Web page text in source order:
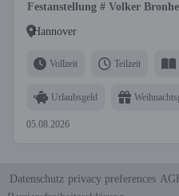
Festanstellung # Volker
Hannover
Vollzeit Teilzeit
Urlaubsgeld
05.08.2026
Datenschutz privacy preferences